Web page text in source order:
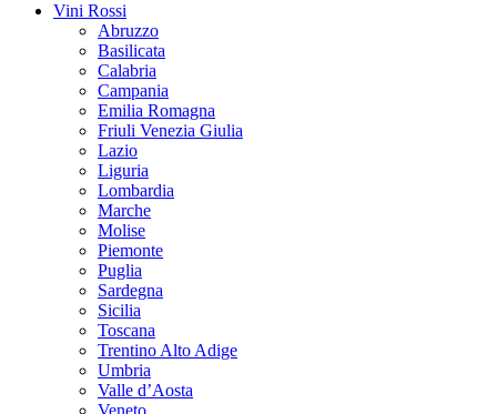
Vini Rossi
Abruzzo
Basilicata
Calabria
Campania
Emilia Romagna
Friuli Venezia Giulia
Lazio
Liguria
Lombardia
Marche
Molise
Piemonte
Puglia
Sardegna
Sicilia
Toscana
Trentino Alto Adige
Umbria
Valle d’Aosta
Veneto